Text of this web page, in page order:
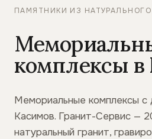
ПАМЯТНИКИ ИЗ НАТУРАЛЬНОГО
комплексы в
Мемориальные комплексы с
Касимов. Гранит-Сервис —
натуральный гранит,